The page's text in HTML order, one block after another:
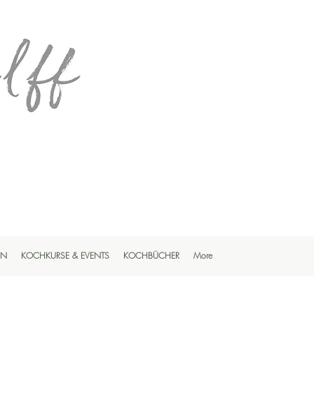
KOCHKURSE & EVENTS KOCHBÜCHER More